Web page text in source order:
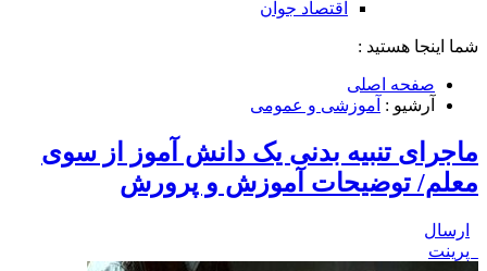
اقتصاد جوان
شما اینجا هستید :
صفحه اصلی
آرشیو : آموزشی و عمومی
ماجرای تنبیه بدنی یک دانش آموز از سوی
معلم/ توضیحات آموزش و پرورش
ارسال
پرینت